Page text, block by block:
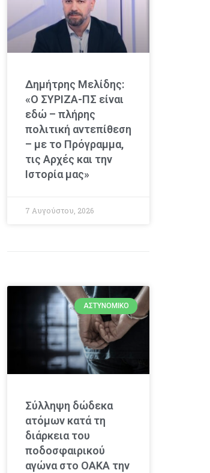
Δημήτρης Μελίδης:
«Ο ΣΥΡΙΖΑ-ΠΣ είναι
εδώ – πλήρης
πολιτική αντεπίθεση
– με το Πρόγραμμα,
τις Αρχές και την
Ιστορία μας»
7 Αυγούστου, 2026
ΑΣΤΥΝΟΜΙΚΌ
Σύλληψη δώδεκα
ατόμων κατά τη
διάρκεια του
ποδοσφαιρικού
αγώνα στο ΟΑΚΑ την